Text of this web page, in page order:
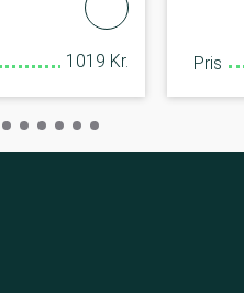
1019 Kr. Pris